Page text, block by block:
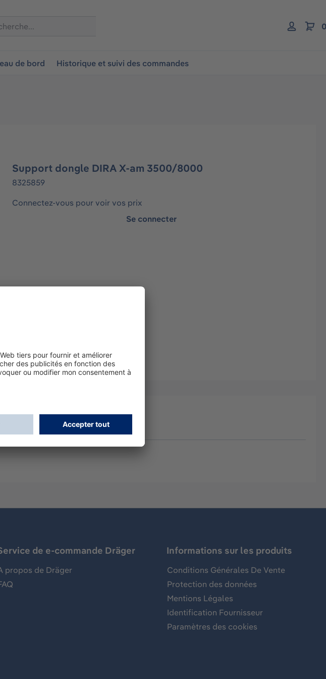
de bord Historique et suivi des commandes
Support dongle DIRA X-am 3500/8000
8325859
Connectez-vous pour voir vos prix
Se connecter
de e-commande Dräger
propos de Dräger
Informations sur les produits
Conditions Générales De Vente
Protection des données
Mentions Légales
Identification Fournisseur
Paramètres des cookies